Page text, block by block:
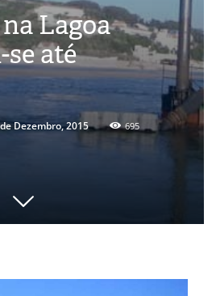
Lagoa
até
Dezembro, 2015 695